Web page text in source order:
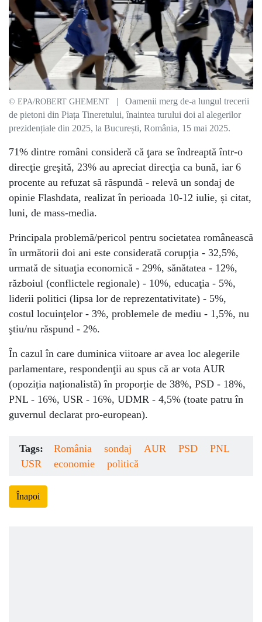
© EPA/ROBERT GHEMENT
| Oamenii merg de-a lungul trecerii
de pietoni din Piața Tineretului, înaintea turului doi al alegerilor
prezidențiale din 2025, la București, România, 15 mai 2025.
71% dintre români consideră că ţara se îndreaptă într-o
direcţie greşită, 23% au apreciat direcţia ca bună, iar 6
procente au refuzat să răspundă - relevă un sondaj de
opinie Flashdata, realizat în perioada 10-12 iulie, și citat,
luni, de mass-media.
Principala problemă/pericol pentru societatea românească
în următorii doi ani este considerată corupţia - 32,5%,
urmată de situaţia economică - 29%, sănătatea - 12%,
războiul (conflictele regionale) - 10%, educaţia - 5%,
liderii politici (lipsa lor de reprezentativitate) - 5%,
costul locuinţelor - 3%, problemele de mediu - 1,5%, nu
ştiu/nu răspund - 2%.
În cazul în care duminica viitoare ar avea loc alegerile
parlamentare, respondenţii au spus că ar vota AUR
(opoziția naționalistă) în proporție de 38%, PSD - 18%,
PNL - 16%, USR - 16%, UDMR - 4,5% (toate patru în
guvernul declarat pro-european).
Tags: România sondaj AUR PSD
PNL
USR
economie politică
Înapoi